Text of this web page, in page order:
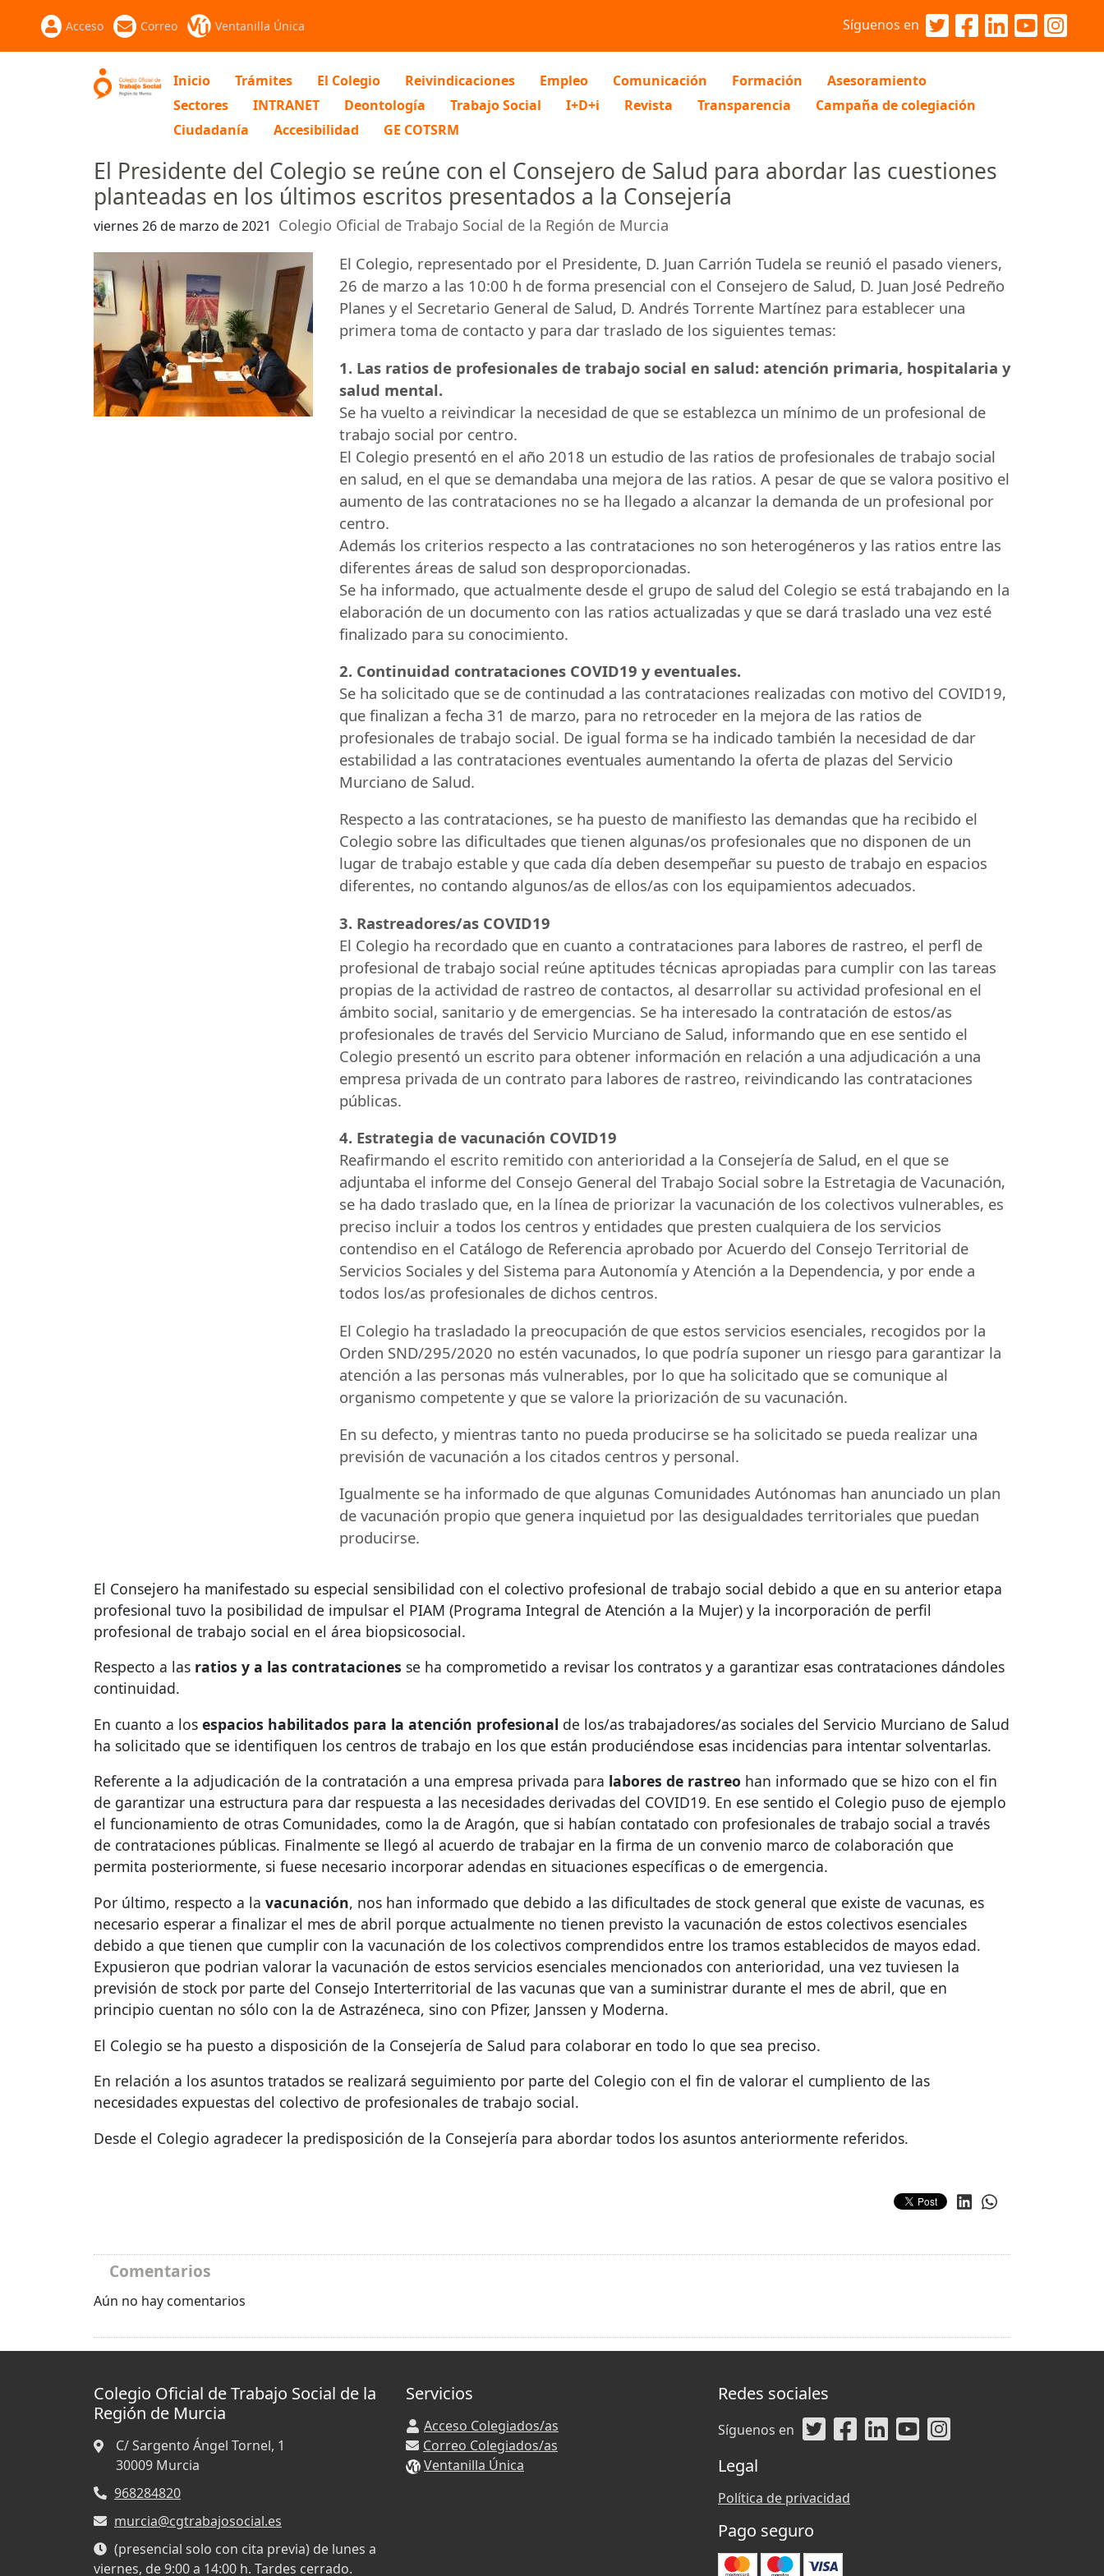
Acceso Correo Ventanilla Única Síguenos en
Inicio Trámites El Colegio Reivindicaciones Empleo Comunicación Formación
Asesoramiento
Sectores
INTRANET Deontología Trabajo Social I+D+i Revista Transparencia
Campaña de colegiación
Ciudadanía
Accesibilidad GE COTSRM
El Presidente del Colegio se reúne con el Consejero de Salud para abordar las cuestiones
planteadas en los últimos escritos presentados a la Consejería
viernes 26 de marzo de 2021 Colegio Oficial de Trabajo Social de la Región de Murcia
El Colegio, representado por el Presidente, D. Juan Carrión Tudela se reunió el pasado vieners,
26 de marzo a las 10:00 h de forma presencial con el Consejero de Salud, D. Juan José Pedreño
Planes y el Secretario General de Salud, D. Andrés Torrente Martínez para establecer una
primera toma de contacto y para dar traslado de los siguientes temas:
1. Las ratios de profesionales de trabajo social en salud: atención primaria, hospitalaria y
salud mental.
Se ha vuelto a reivindicar la necesidad de que se establezca un mínimo de un profesional de
trabajo social por centro.
El Colegio presentó en el año 2018 un estudio de las ratios de profesionales de trabajo social
en salud, en el que se demandaba una mejora de las ratios. A pesar de que se valora positivo el
aumento de las contrataciones no se ha llegado a alcanzar la demanda de un profesional por
centro.
Además los criterios respecto a las contrataciones no son heterogéneros y las ratios entre las
diferentes áreas de salud son desproporcionadas.
Se ha informado, que actualmente desde el grupo de salud del Colegio se está trabajando en la
elaboración de un documento con las ratios actualizadas y que se dará traslado una vez esté
finalizado para su conocimiento.
2. Continuidad contrataciones COVID19 y eventuales.
Se ha solicitado que se de continudad a las contrataciones realizadas con motivo del COVID19,
que finalizan a fecha 31 de marzo, para no retroceder en la mejora de las ratios de
profesionales de trabajo social. De igual forma se ha indicado también la necesidad de dar
estabilidad a las contrataciones eventuales aumentando la oferta de plazas del Servicio
Murciano de Salud.
Respecto a las contrataciones, se ha puesto de manifiesto las demandas que ha recibido el
Colegio sobre las dificultades que tienen algunas/os profesionales que no disponen de un
lugar de trabajo estable y que cada día deben desempeñar su puesto de trabajo en espacios
diferentes, no contando algunos/as de ellos/as con los equipamientos adecuados.
3. Rastreadores/as COVID19
El Colegio ha recordado que en cuanto a contrataciones para labores de rastreo, el perfl de
profesional de trabajo social reúne aptitudes técnicas apropiadas para cumplir con las tareas
propias de la actividad de rastreo de contactos, al desarrollar su actividad profesional en el
ámbito social, sanitario y de emergencias. Se ha interesado la contratación de estos/as
profesionales de través del Servicio Murciano de Salud, informando que en ese sentido el
Colegio presentó un escrito para obtener información en relación a una adjudicación a una
empresa privada de un contrato para labores de rastreo, reivindicando las contrataciones
públicas.
4. Estrategia de vacunación COVID19
Reafirmando el escrito remitido con anterioridad a la Consejería de Salud, en el que se
adjuntaba el informe del Consejo General del Trabajo Social sobre la Estretagia de Vacunación,
se ha dado traslado que, en la línea de priorizar la vacunación de los colectivos vulnerables, es
preciso incluir a todos los centros y entidades que presten cualquiera de los servicios
contendiso en el Catálogo de Referencia aprobado por Acuerdo del Consejo Territorial de
Servicios Sociales y del Sistema para Autonomía y Atención a la Dependencia, y por ende a
todos los/as profesionales de dichos centros.
El Colegio ha trasladado la preocupación de que estos servicios esenciales, recogidos por la
Orden SND/295/2020 no estén vacunados, lo que podría suponer un riesgo para garantizar la
atención a las personas más vulnerables, por lo que ha solicitado que se comunique al
organismo competente y que se valore la priorización de su vacunación.
En su defecto, y mientras tanto no pueda producirse se ha solicitado se pueda realizar una
previsión de vacunación a los citados centros y personal.
Igualmente se ha informado de que algunas Comunidades Autónomas han anunciado un plan
de vacunación propio que genera inquietud por las desigualdades territoriales que puedan
producirse.
El Consejero ha manifestado su especial sensibilidad con el colectivo profesional de trabajo social debido a que en su anterior etapa
profesional tuvo la posibilidad de impulsar el PIAM (Programa Integral de Atención a la Mujer) y la incorporación de perfil
profesional de trabajo social en el área biopsicosocial.
Respecto a las ratios y a las contrataciones se ha comprometido a revisar los contratos y a garantizar esas contrataciones dándoles
continuidad.
En cuanto a los espacios habilitados para la atención profesional de los/as trabajadores/as sociales del Servicio Murciano de Salud
ha solicitado que se identifiquen los centros de trabajo en los que están produciéndose esas incidencias para intentar solventarlas.
Referente a la adjudicación de la contratación a una empresa privada para labores de rastreo han informado que se hizo con el fin
de garantizar una estructura para dar respuesta a las necesidades derivadas del COVID19. En ese sentido el Colegio puso de ejemplo
el funcionamiento de otras Comunidades, como la de Aragón, que si habían contatado con profesionales de trabajo social a través
de contrataciones públicas. Finalmente se llegó al acuerdo de trabajar en la firma de un convenio marco de colaboración que
permita posteriormente, si fuese necesario incorporar adendas en situaciones específicas o de emergencia.
Por último, respecto a la vacunación, nos han informado que debido a las dificultades de stock general que existe de vacunas, es
necesario esperar a finalizar el mes de abril porque actualmente no tienen previsto la vacunación de estos colectivos esenciales
debido a que tienen que cumplir con la vacunación de los colectivos comprendidos entre los tramos establecidos de mayos edad.
Expusieron que podrian valorar la vacunación de estos servicios esenciales mencionados con anterioridad, una vez tuviesen la
previsión de stock por parte del Consejo Interterritorial de las vacunas que van a suministrar durante el mes de abril, que en
principio cuentan no sólo con la de Astrazéneca, sino con Pfizer, Janssen y Moderna.
El Colegio se ha puesto a disposición de la Consejería de Salud para colaborar en todo lo que sea preciso.
En relación a los asuntos tratados se realizará seguimiento por parte del Colegio con el fin de valorar el cumpliento de las
necesidades expuestas del colectivo de profesionales de trabajo social.
Desde el Colegio agradecer la predisposición de la Consejería para abordar todos los asuntos anteriormente referidos.
Comentarios
Aún no hay comentarios
Colegio Oficial de Trabajo Social de la
Región de Murcia
C/ Sargento Ángel Tornel, 1
30009 Murcia
968284820
murcia@cgtrabajosocial.es
(presencial solo con cita previa) de lunes a
viernes, de 9:00 a 14:00 h. Tardes cerrado.
Servicios
Acceso Colegiados/as
Correo Colegiados/as
Ventanilla Única
Redes sociales
Síguenos en
Legal
Política de privacidad
Pago seguro